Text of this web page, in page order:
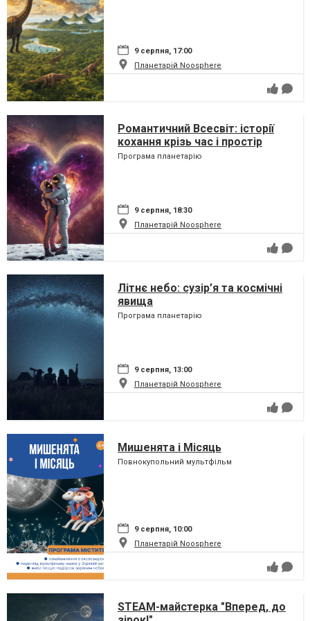
9 серпня, 17:00
Планетарій Noosphere
Романтичний Всесвіт: історії
кохання крізь час і простір
Програма планетарію
9 серпня, 18:30
Планетарій Noosphere
Літнє небо: сузір’я та космічні
явища
Програма планетарію
9 серпня, 13:00
Планетарій Noosphere
Мишенята і Місяць
Повнокупольний мультфільм
9 серпня, 10:00
Планетарій Noosphere
STEAM-майстерка "Вперед, до